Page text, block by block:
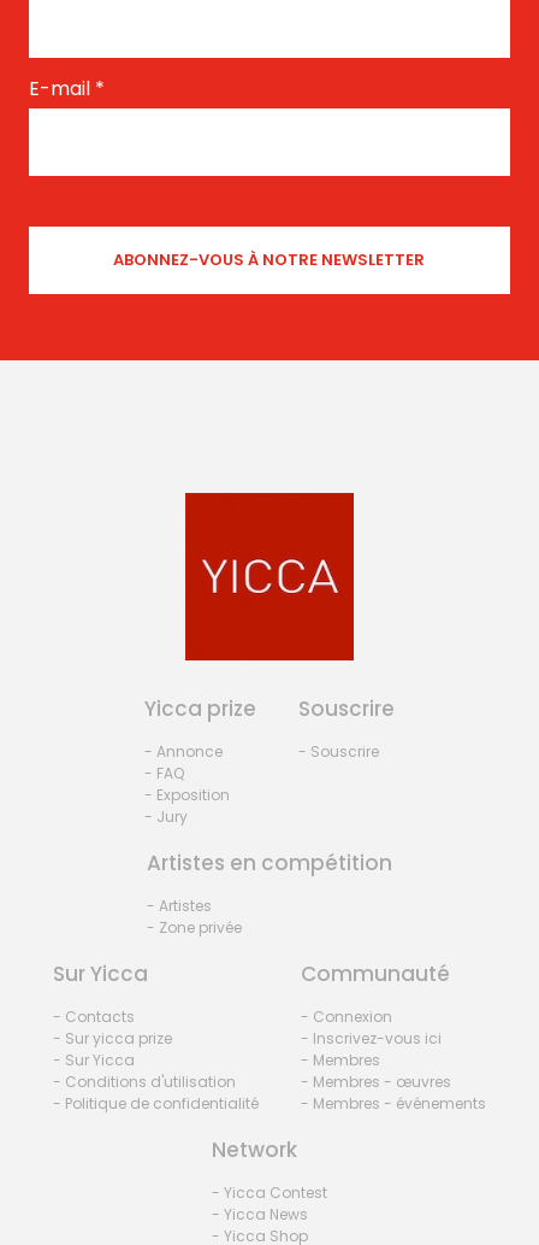
E-mail *
Yicca prize
- Annonce
- FAQ
- Exposition
- Jury
Souscrire
- Souscrire
Artistes en compétition
- Artistes
- Zone privée
Sur Yicca
- Contacts
- Sur yicca prize
- Sur Yicca
- Conditions d'utilisation
- Politique de confidentialité
Communauté
- Connexion
- Inscrivez-vous ici
- Membres
- Membres - œuvres
- Membres - événements
Network
- Yicca Contest
- Yicca News
- Yicca Shop